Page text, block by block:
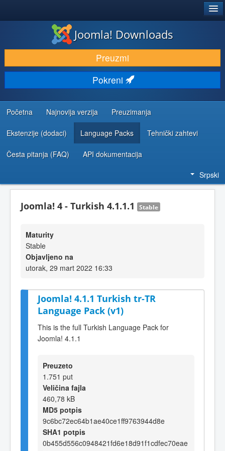
PREUZIMANJE I PROŠIRENJA (EKSTENZIJE)
OTKRIJTE I NAUČITE
ZAJEDNICA I PODRŠKA
RESURSI ZA RAZVOJ
Joomla! Downloads
Preuzmi
Pokreni
Početna Najnovija verzija Preuzimanja
Ekstenzije (dodaci) Language Packs Tehnički zahtevi
Česta pitanja (FAQ) API dokumentacija
Srpski
Joomla! 4 - Turkish 4.1.1.1 Stable
Maturity
Stable
Objavljeno na
utorak, 29 mart 2022 16:33
Joomla! 4.1.1 Turkish tr-TR
Language Pack (v1)
This is the full Turkish Language Pack for
Joomla! 4.1.1
Preuzeto
1.751 put
Veličina fajla
460,78 kB
MD5 potpis
9c6bc72ec64b1ae40ce1ff9763944d8e
SHA1 potpis
0b455d556c0948421fd6e18d91f1cdfec70eae